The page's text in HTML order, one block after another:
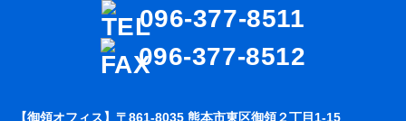
096-377-8511
096-377-8512
【御領オフィス】〒861-8035 熊本市東区御領２丁目1-15